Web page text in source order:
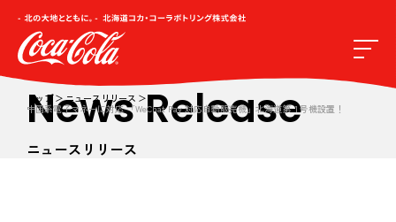
トップ
ニュースリリース
中国系電子マネーに対応 「WeChat Pay 対応自動販売機」北海道第１号機設置！
News Release
ニュースリリース